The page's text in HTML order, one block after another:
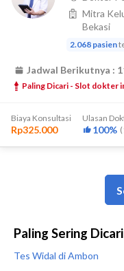
Paling Sering Dicari
Tes Widal di Ambon